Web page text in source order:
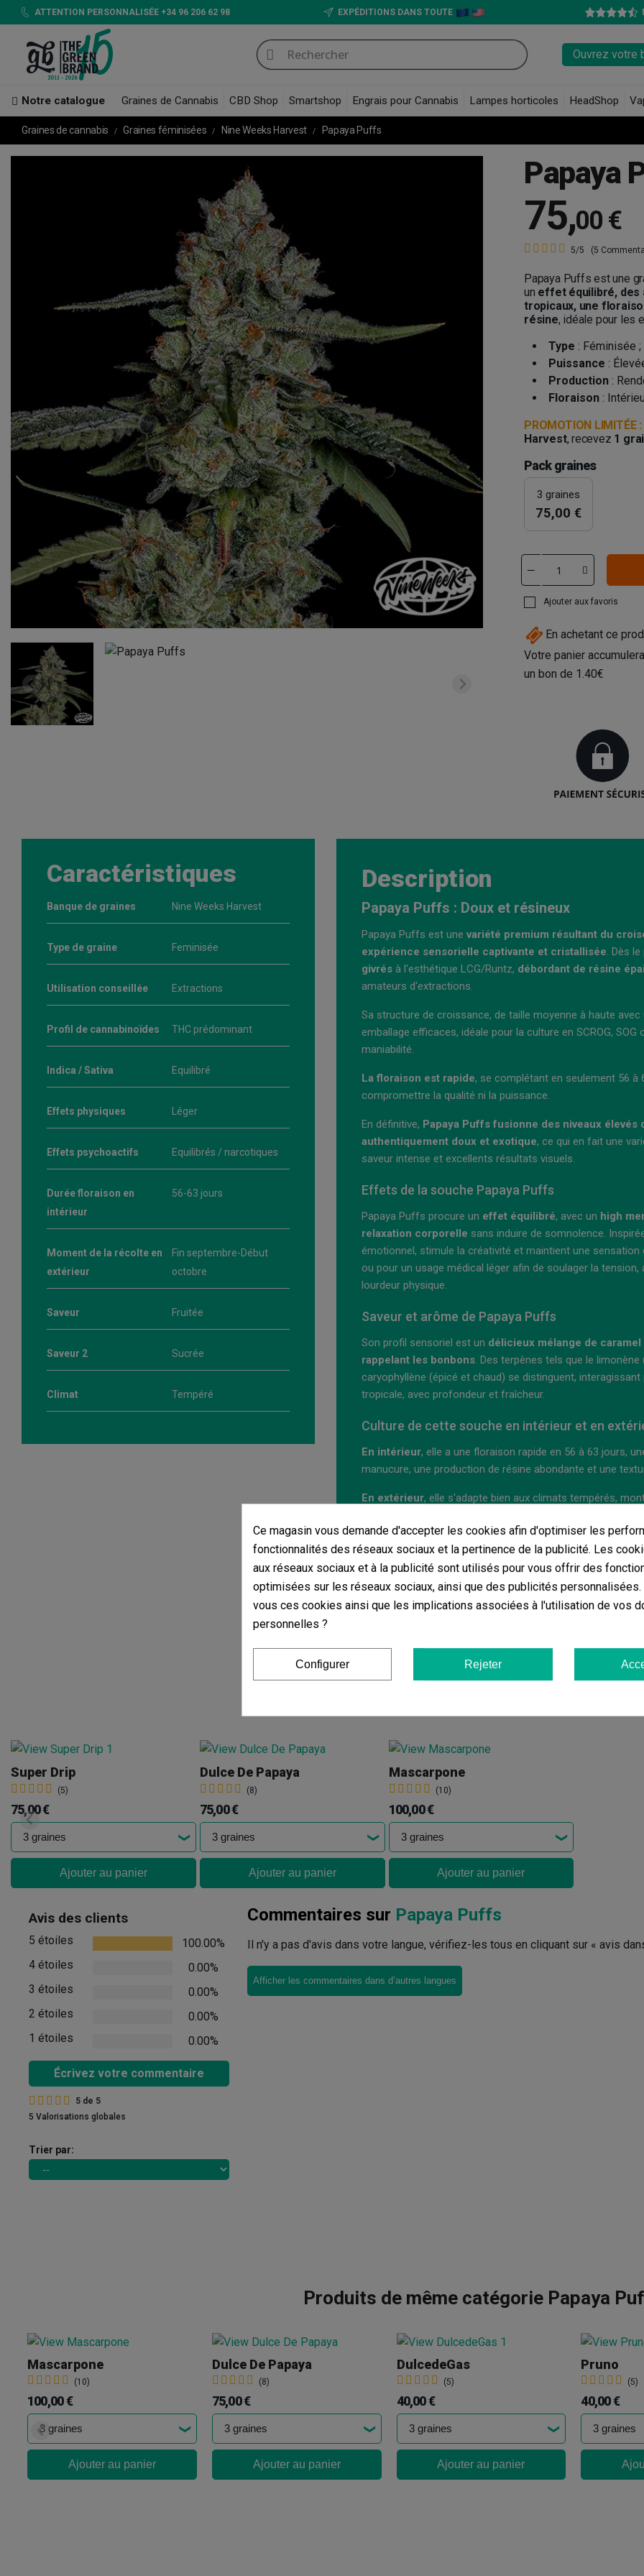
ATTENTION PERSONNALISÉE +34 96 206 62 98 EXPÉDITIONS DANS TOUTE
Ouvrez votre
Notre catalogue Graines de Cannabis CBD Shop Smartshop Engrais pour Cannabis Lampes horticoles HeadShop
Graines de cannabis Graines féminisées Nine Weeks Harvest Papaya Puffs
Papaya
75,00 €
5/5 (5
Papaya Puffs est une
un effet équilibré, des
tropicaux, une
résine, idéale pour les
Type : Féminisée
Puissance :
Production :
Floraison :
PROMOTION LIMITÉE :
Harvest, recevez 1
Pack graines
3 graines
75,00 €
Ajouter aux favoris
En achetant ce
Votre panier
un bon de 1.40€
Caractéristiques
Banque de graines Nine Weeks Harvest
Type de graine Feminisée
Utilisation conseillée Extractions
Profil de cannabinoïdes THC prédominant
Indica / Sativa Equilibré
Effets physiques Léger
Effets psychoactifs Equilibrés / narcotiques
Durée floraison en
intérieur
56-63 jours
Moment de la récolte en
extérieur
Fin septembre-Début
octobre
Saveur Fruitée
Saveur 2 Sucrée
Climat Tempéré
Description
Papaya Puffs : Doux et résineux
Papaya Puffs est une variété premium résultant du
expérience sensorielle captivante et cristallisée. Dès
givrés à l'esthétique LCG/Runtz, débordant de résine
amateurs d'extractions.
Sa structure de croissance, de taille moyenne à haute
emballage efficaces, idéale pour la culture en SCROG,
maniabilité.
La floraison est rapide, se complétant en seulement 56
compromettre la qualité ni la puissance.
En définitive, Papaya Puffs fusionne des niveaux
authentiquement doux et exotique, ce qui en fait une
saveur intense et excellents résultats visuels.
Effets de la souche Papaya Puffs
Papaya Puffs procure un effet équilibré, avec un high
relaxation corporelle sans induire de somnolence.
émotionnel, stimule la créativité et maintient une
ou pour un usage médical léger afin de soulager la
lourdeur physique.
Saveur et arôme de Papaya Puffs
Son profil sensoriel est un délicieux mélange de
rappelant les bonbons. Des terpènes tels que le
caryophyllène (épicé et chaud) se distinguent,
tropicale, avec profondeur et fraîcheur.
Culture de cette souche en intérieur et en
En intérieur, elle a une floraison rapide en 56 à 63 jours,
manucure, une production de résine abondante et une
En extérieur, elle s'adapte bien aux climats tempérés,
attrayants, adaptés aux extractions et à une floraison
Cette variété est recommandée aussi bien aux
intenses, une esthétique premium et des récoltes
Les graines de cannabis sont vendues à des fins
Super Drip
(5)
75,00 €
Ajouter au panier
Dulce De Papaya
(8)
75,00 €
Ajouter au panier
Mascarpone
(10)
100,00 €
Ajouter au panier
Avis des clients
5 étoiles
100.00%
4 étoiles
0.00%
3 étoiles
0.00%
2 étoiles
0.00%
1 étoiles
0.00%
Écrivez votre commentaire
5 de 5
5 Valorisations globales
Trier par:
Commentaires sur Papaya Puffs
Il n'y a pas d'avis dans votre langue, vérifiez-les tous en cliquant sur « avis
Afficher les commentaires dans d’autres langues
Produits de même catégorie Papaya
Mascarpone
(10)
100,00 €
Ajouter au panier
Dulce De Papaya
(8)
75,00 €
Ajouter au panier
DulcedeGas
(5)
40,00 €
Ajouter au panier
Pruno
(5)
40,00 €
Ce magasin vous demande d'accepter les cookies afin d'optimiser les
fonctionnalités des réseaux sociaux et la pertinence de la publicité. Les
aux réseaux sociaux et à la publicité sont utilisés pour vous offrir des
optimisées sur les réseaux sociaux, ainsi que des publicités
vous ces cookies ainsi que les implications associées à l'utilisation de vos
personnelles ?
Configurer Rejeter